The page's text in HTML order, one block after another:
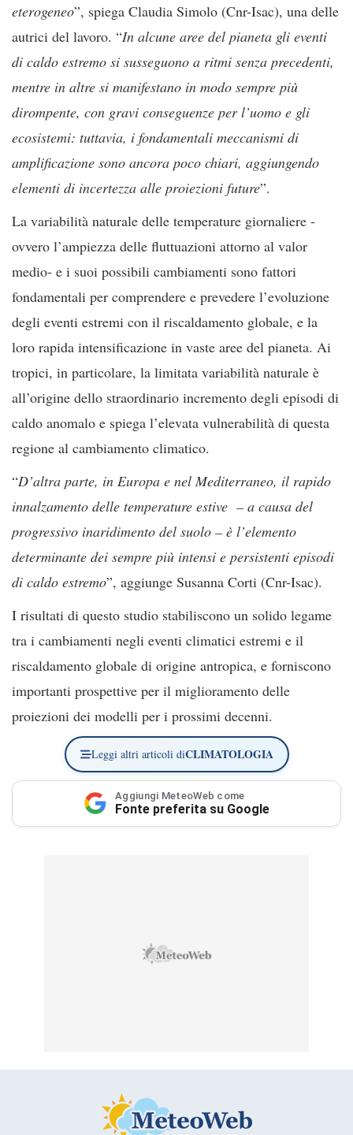
eterogeneo”, spiega Claudia Simolo (Cnr-Isac), una delle
autrici del lavoro. “In alcune aree del pianeta gli eventi
di caldo estremo si susseguono a ritmi senza precedenti,
mentre in altre si manifestano in modo sempre più
dirompente, con gravi conseguenze per l’uomo e gli
ecosistemi: tuttavia, i fondamentali meccanismi di
amplificazione sono ancora poco chiari, aggiungendo
elementi di incertezza alle proiezioni future”.
La variabilità naturale delle temperature giornaliere -
ovvero l’ampiezza delle fluttuazioni attorno al valor
medio- e i suoi possibili cambiamenti sono fattori
fondamentali per comprendere e prevedere l’evoluzione
degli eventi estremi con il riscaldamento globale, e la
loro rapida intensificazione in vaste aree del pianeta. Ai
tropici, in particolare, la limitata variabilità naturale è
all’origine dello straordinario incremento degli episodi di
caldo anomalo e spiega l’elevata vulnerabilità di questa
regione al cambiamento climatico.
“D’altra parte, in Europa e nel Mediterraneo, il rapido
innalzamento delle temperature estive – a causa del
progressivo inaridimento del suolo – è l’elemento
determinante dei sempre più intensi e persistenti episodi
di caldo estremo”, aggiunge Susanna Corti (Cnr-Isac).
I risultati di questo studio stabiliscono un solido legame
tra i cambiamenti negli eventi climatici estremi e il
riscaldamento globale di origine antropica, e forniscono
importanti prospettive per il miglioramento delle
proiezioni dei modelli per i prossimi decenni.
Leggi altri articoli diCLIMATOLOGIA
Aggiungi MeteoWeb come
Fonte preferita su Google